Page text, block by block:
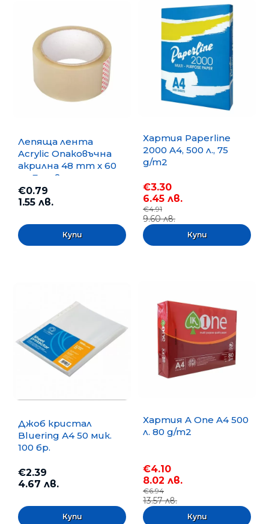
Лепяща лента
Acrylic Опаковъчна
акрилна 48 mm x 60
m, Безцветна
€0.79
1.55 лв.
Хартия Paperline
2000 A4, 500 л., 75
g/m2
€3.30
6.45 лв.
€4.91
9.60 лв.
Джоб кристал
Bluering А4 50 мик.
100 бр.
€2.39
4.67 лв.
Хартия A One A4 500
л. 80 g/m2
€4.10
8.02 лв.
€6.94
13.57 лв.